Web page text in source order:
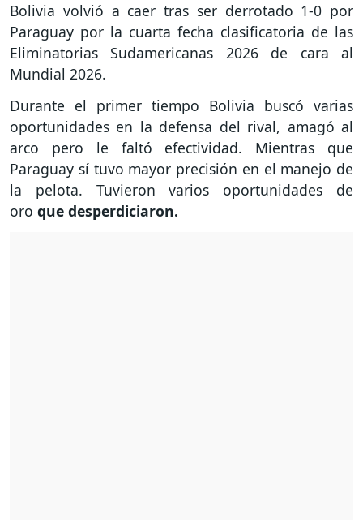
Bolivia volvió a caer tras ser derrotado 1-0 por
Paraguay por la cuarta fecha clasificatoria de las
Eliminatorias Sudamericanas 2026 de cara al
Mundial 2026.
Durante el primer tiempo Bolivia buscó varias
oportunidades en la defensa del rival, amagó al
arco pero le faltó efectividad. Mientras que
Paraguay sí tuvo mayor precisión en el manejo de
la pelota. Tuvieron varios oportunidades de
oro que desperdiciaron.